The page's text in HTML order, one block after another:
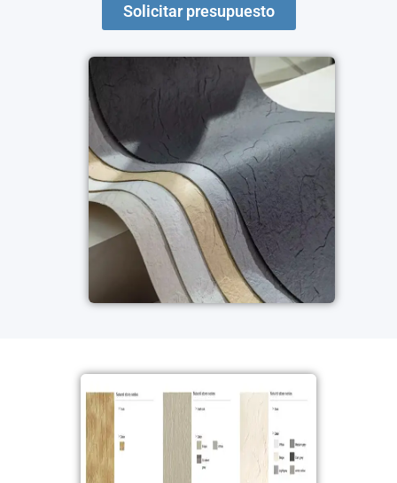
Solicitar presupuesto